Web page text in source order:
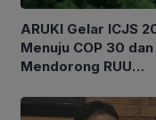
ARUKI Gelar ICJS
Menuju COP 30 dan
Mendorong RUU